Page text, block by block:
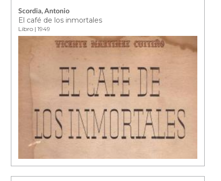
Scordia, Antonio
El café de los inmortales
Libro | 1949